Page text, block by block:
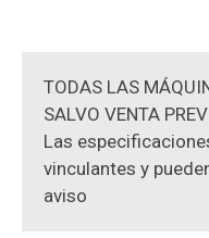
TODAS LAS
SALVO VENTA
Las
vinculantes y
aviso